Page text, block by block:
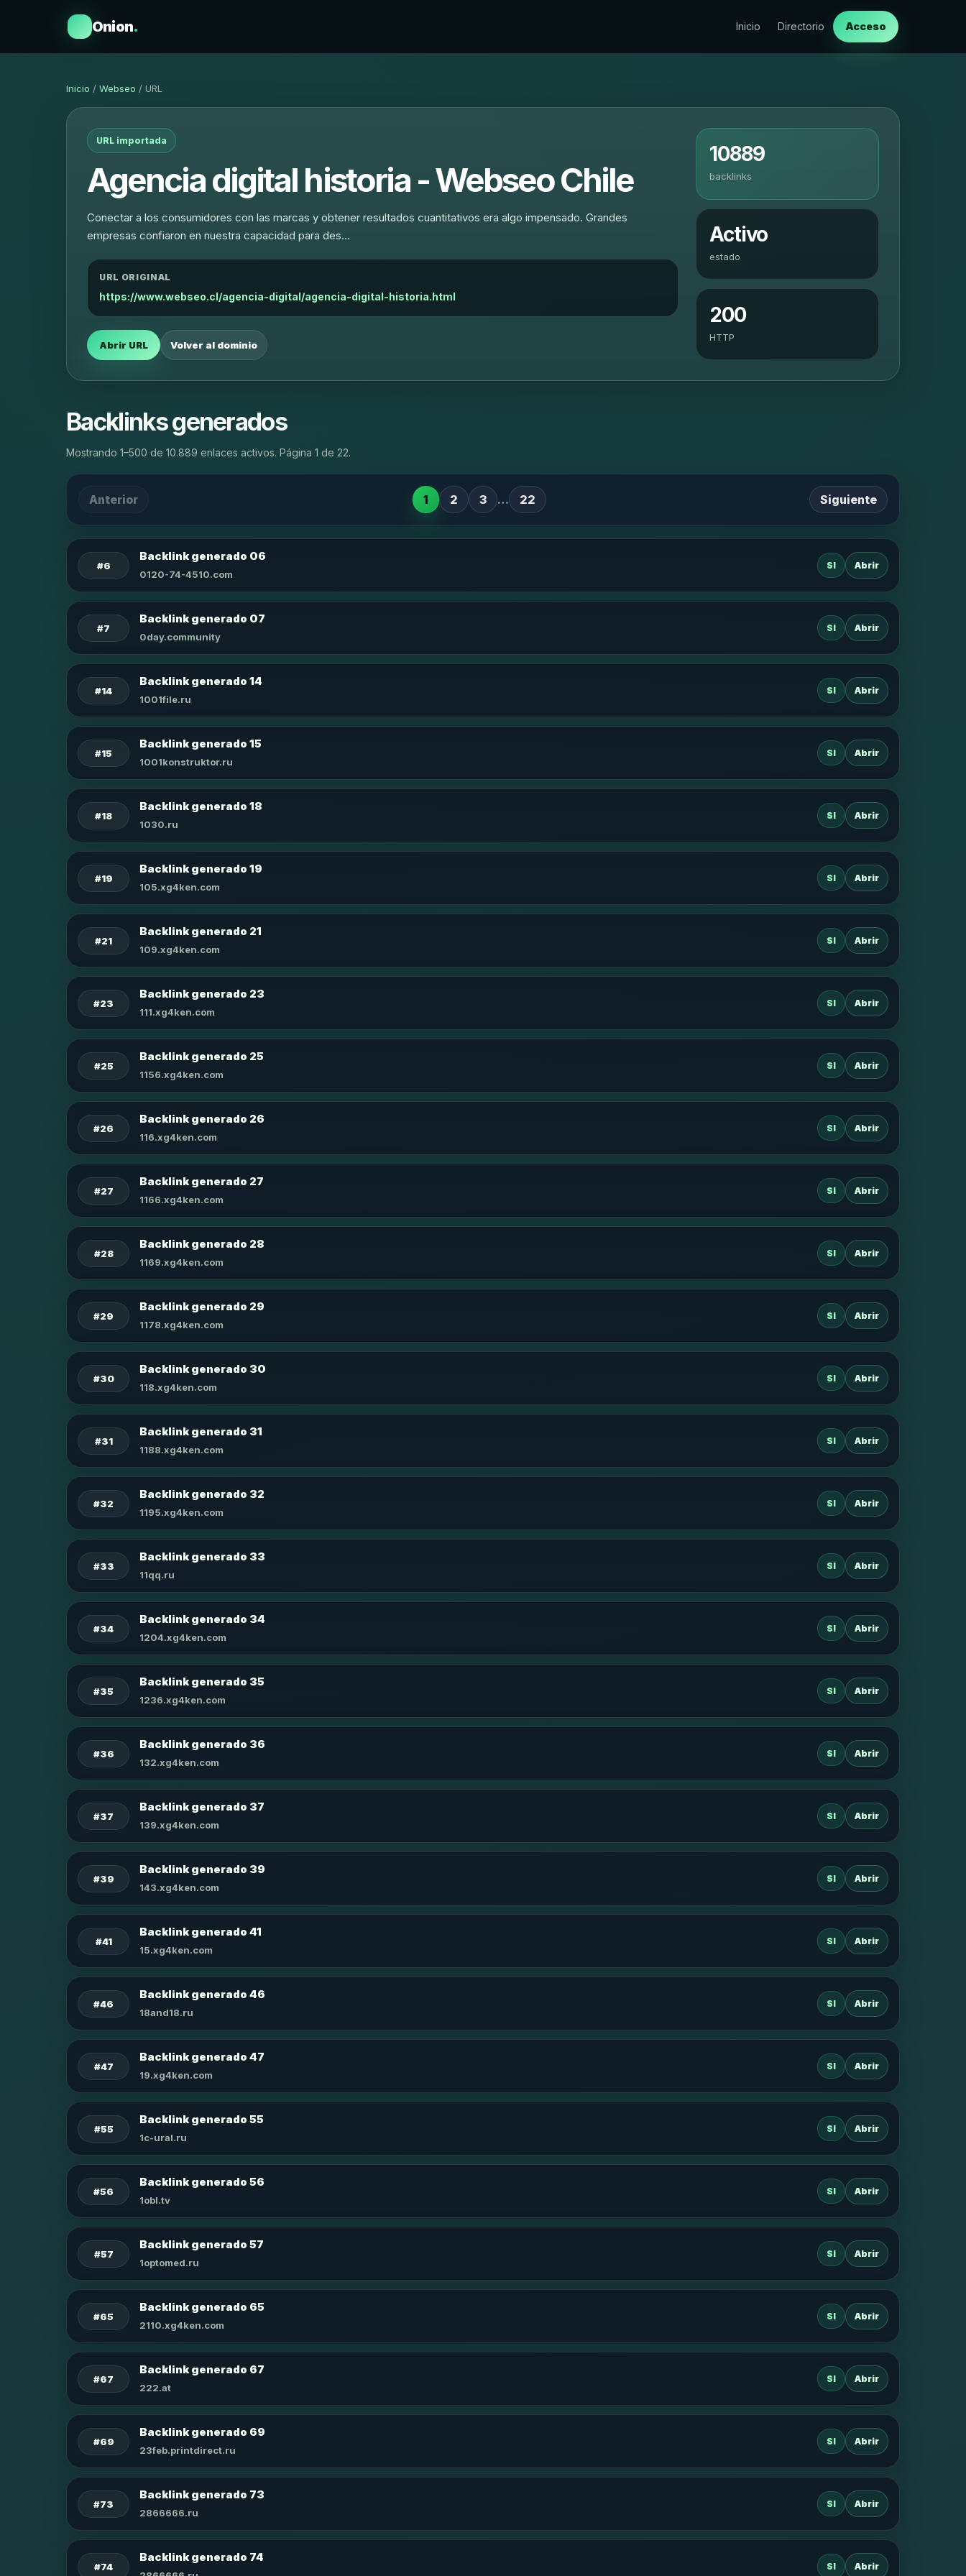
Onion. Inicio Directorio Acceso
Inicio / Webseo / URL
URL importada
Agencia digital historia - Webseo Chile
Conectar a los consumidores con las marcas y obtener resultados cuantitativos era algo impensado. Grandes
empresas confiaron en nuestra capacidad para des…
URL ORIGINAL
https://www.webseo.cl/agencia-digital/agencia-digital-historia.html
Abrir URL Volver al dominio
10889
backlinks
Activo
estado
200
HTTP
Backlinks generados
Mostrando 1–500 de 10.889 enlaces activos. Página 1 de 22.
Anterior 1 2 3 … 22 Siguiente
#6
Backlink generado 06
0120-74-4510.com
SI Abrir
#7
Backlink generado 07
0day.community
SI Abrir
#14
Backlink generado 14
1001file.ru
SI Abrir
#15
Backlink generado 15
1001konstruktor.ru
SI Abrir
#18
Backlink generado 18
1030.ru
SI Abrir
#19
Backlink generado 19
105.xg4ken.com
SI Abrir
#21
Backlink generado 21
109.xg4ken.com
SI Abrir
#23
Backlink generado 23
111.xg4ken.com
SI Abrir
#25
Backlink generado 25
1156.xg4ken.com
SI Abrir
#26
Backlink generado 26
116.xg4ken.com
SI Abrir
#27
Backlink generado 27
1166.xg4ken.com
SI Abrir
#28
Backlink generado 28
1169.xg4ken.com
SI Abrir
#29
Backlink generado 29
1178.xg4ken.com
SI Abrir
#30
Backlink generado 30
118.xg4ken.com
SI Abrir
#31
Backlink generado 31
1188.xg4ken.com
SI Abrir
#32
Backlink generado 32
1195.xg4ken.com
SI Abrir
#33
Backlink generado 33
11qq.ru
SI Abrir
#34
Backlink generado 34
1204.xg4ken.com
SI Abrir
#35
Backlink generado 35
1236.xg4ken.com
SI Abrir
#36
Backlink generado 36
132.xg4ken.com
SI Abrir
#37
Backlink generado 37
139.xg4ken.com
SI Abrir
#39
Backlink generado 39
143.xg4ken.com
SI Abrir
#41
Backlink generado 41
15.xg4ken.com
SI Abrir
#46
Backlink generado 46
18and18.ru
SI Abrir
#47
Backlink generado 47
19.xg4ken.com
SI Abrir
#55
Backlink generado 55
1c-ural.ru
SI Abrir
#56
Backlink generado 56
1obl.tv
SI Abrir
#57
Backlink generado 57
1optomed.ru
SI Abrir
#65
Backlink generado 65
2110.xg4ken.com
SI Abrir
#67
Backlink generado 67
222.at
SI Abrir
#69
Backlink generado 69
23feb.printdirect.ru
SI Abrir
#73
Backlink generado 73
2866666.ru
SI Abrir
#74
Backlink generado 74
SI Abrir